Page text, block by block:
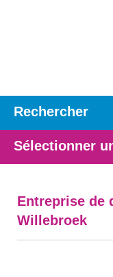
Rechercher
Sélectionner
Entreprise de
Willebroek